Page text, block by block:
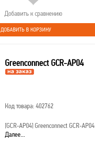
Добавить к сравнению
ДОБАВИТЬ В КОРЗИНУ
Greenconnect GCR-AP04
Код товара: 402762
[GCR-AP04]Greenconnect GCR-AP04
Далее...